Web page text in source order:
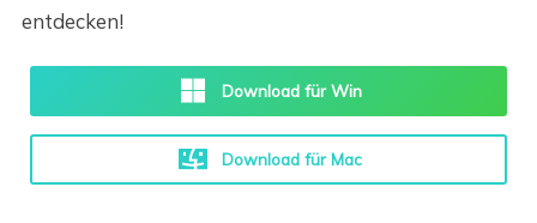
entdecken!
Download für Win
Download für Mac